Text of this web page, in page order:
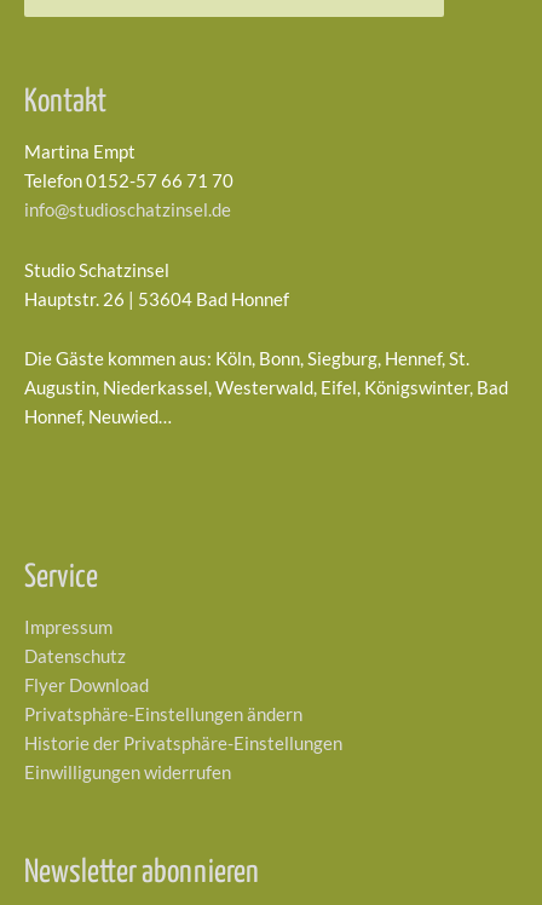
Kontakt
Martina Empt
Telefon 0152-57 66 71 70
info@studioschatzinsel.de
Studio Schatzinsel
Hauptstr. 26 | 53604 Bad Honnef
Die Gäste kommen aus: Köln, Bonn, Siegburg, Hennef, St.
Augustin, Niederkassel, Westerwald, Eifel, Königswinter, Bad
Honnef, Neuwied…
Service
Impressum
Datenschutz
Flyer Download
Privatsphäre-Einstellungen ändern
Historie der Privatsphäre-Einstellungen
Einwilligungen widerrufen
Newsletter abonnieren